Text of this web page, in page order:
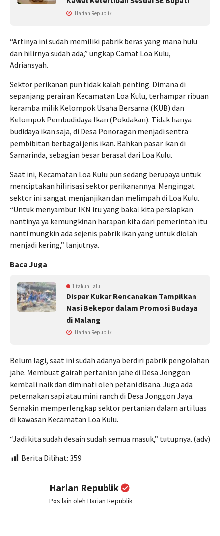
Harian Republik
“Artinya ini sudah memiliki pabrik beras yang mana hulu
dan hilirnya sudah ada,” ungkap Camat Loa Kulu,
Adriansyah.
Sektor perikanan pun tidak kalah penting. Dimana di
sepanjang perairan Kecamatan Loa Kulu, terhampar ribuan
keramba milik Kelompok Usaha Bersama (KUB) dan
Kelompok Pembudidaya Ikan (Pokdakan). Tidak hanya
budidaya ikan saja, di Desa Ponoragan menjadi sentra
pembibitan berbagai jenis ikan. Bahkan pasar ikan di
Samarinda, sebagian besar berasal dari Loa Kulu.
Saat ini, Kecamatan Loa Kulu pun sedang berupaya untuk
menciptakan hilirisasi sektor perikanannya. Mengingat
sektor ini sangat menjanjikan dan melimpah di Loa Kulu.
“Untuk menyambut IKN itu yang bakal kita persiapkan
nantinya ya kemungkinan harapan kita dari pemerintah itu
nanti mungkin ada sejenis pabrik ikan yang untuk diolah
menjadi kering,” lanjutnya.
Baca Juga
1 tahun lalu
Dispar Kukar Rencanakan Tampilkan
Nasi Bekepor dalam Promosi Budaya
di Malang
Harian Republik
Belum lagi, saat ini sudah adanya berdiri pabrik pengolahan
jahe. Membuat gairah pertanian jahe di Desa Jonggon
kembali naik dan diminati oleh petani disana. Juga ada
peternakan sapi atau mini ranch di Desa Jonggon Jaya.
Semakin memperlengkap sektor pertanian dalam arti luas
di kawasan Kecamatan Loa Kulu.
“Jadi kita sudah desain sudah semua masuk,” tutupnya. (adv)
Berita Dilihat: 359
Harian Republik
Pos lain oleh Harian Republik